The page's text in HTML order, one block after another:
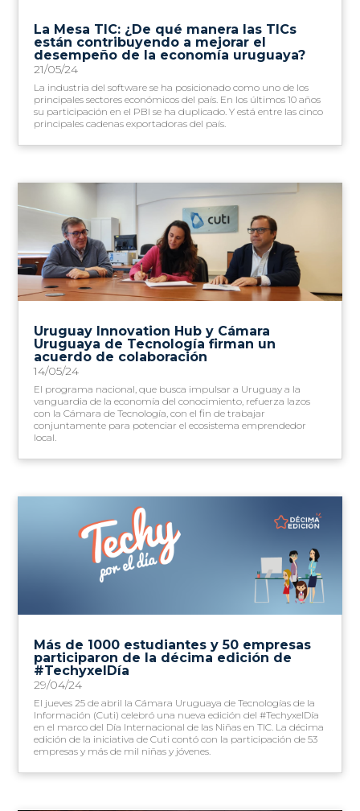
La Mesa TIC: ¿De qué manera las TICs
están contribuyendo a mejorar el
desempeño de la economía uruguaya?
21/05/24
La industria del software se ha posicionado como uno de los
principales sectores económicos del país. En los últimos 10 años
su participación en el PBI se ha duplicado. Y está entre las cinco
principales cadenas exportadoras del país.
Uruguay Innovation Hub y Cámara
Uruguaya de Tecnología firman un
acuerdo de colaboración
14/05/24
El programa nacional, que busca impulsar a Uruguay a la
vanguardia de la economía del conocimiento, refuerza lazos
con la Cámara de Tecnología, con el fin de trabajar
conjuntamente para potenciar el ecosistema emprendedor
local.
Más de 1000 estudiantes y 50 empresas
participaron de la décima edición de
#TechyxelDía
29/04/24
El jueves 25 de abril la Cámara Uruguaya de Tecnologías de la
Información (Cuti) celebró una nueva edición del #TechyxelDía
en el marco del Día Internacional de las Niñas en TIC. La décima
edición de la iniciativa de Cuti contó con la participación de 53
empresas y más de mil niñas y jóvenes.